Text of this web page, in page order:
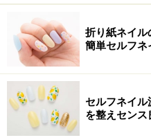
→ネイルアートレシピを見
※記事内容は執筆時点のもので
い。
※個人の体質、また、誤った方
不調を引き起こす場合があり
質及び健康状態を十分に考慮
また、全ての方への有効性を
折り紙ネイ
簡単セルフネ
セルフネイ
を整えセンス